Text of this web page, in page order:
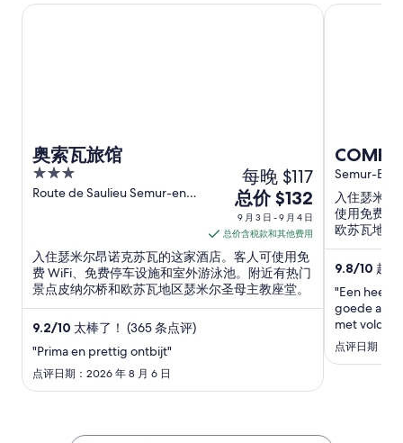
奥索瓦旅馆
3
out
Route de Saulieu Semur-en-
每晚 $117
9
月
3
日
到
9
月
每
总价 $132
9 月 3 日 - 9 月 4 日
总价含税款和其他费用
入住瑟米尔昂诺克苏瓦的这家酒店。客人可使用免
费 WiFi、免费停车设施和室外游泳池。附近有热门
景点皮纳尔桥和欧苏瓦地区瑟米尔圣母主教座堂。
9.2/10 太棒了！ (365 条点评)
"Prima en prettig ontbijt"
点评日期：2026 年 8 月 6 日
奥索瓦旅馆
house
Semur-En-
入住瑟米
使用免费
欧苏瓦地区
9.8/10 超
"Een
goede
met
nodig hebt
en
点评日期：